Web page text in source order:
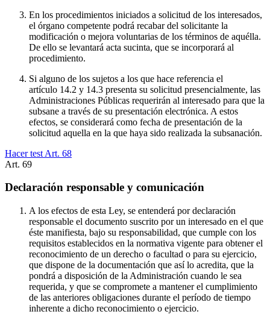
En los procedimientos iniciados a solicitud de los interesados,
el órgano competente podrá recabar del solicitante la
modificación o mejora voluntarias de los términos de aquélla.
De ello se levantará acta sucinta, que se incorporará al
procedimiento.
Si alguno de los sujetos a los que hace referencia el
artículo 14.2 y 14.3 presenta su solicitud presencialmente, las
Administraciones Públicas requerirán al interesado para que la
subsane a través de su presentación electrónica. A estos
efectos, se considerará como fecha de presentación de la
solicitud aquella en la que haya sido realizada la subsanación.
Hacer test Art. 68
Art. 69
Declaración responsable y comunicación
A los efectos de esta Ley, se entenderá por declaración
responsable el documento suscrito por un interesado en el que
éste manifiesta, bajo su responsabilidad, que cumple con los
requisitos establecidos en la normativa vigente para obtener el
reconocimiento de un derecho o facultad o para su ejercicio,
que dispone de la documentación que así lo acredita, que la
pondrá a disposición de la Administración cuando le sea
requerida, y que se compromete a mantener el cumplimiento
de las anteriores obligaciones durante el período de tiempo
inherente a dicho reconocimiento o ejercicio.